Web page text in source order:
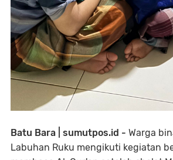
Batu Bara | sumutpos.id - Warga
Labuhan Ruku mengikuti kegiatan